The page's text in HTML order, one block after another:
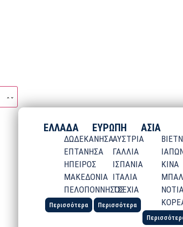
ΕΛΛΑΔΑ
ΔΩΔΕΚΑΝΗΣΑ
ΕΠΤΑΝΗΣΑ
ΗΠΕΙΡΟΣ
ΜΑΚΕΔΟΝΙΑ
ΠΕΛΟΠΟΝΝΗΣΟΣ
Περισσότερα
ΕΥΡΩΠΗ
ΑΥΣΤΡΙΑ
ΓΑΛΛΙΑ
ΙΣΠΑΝΙΑ
ΙΤΑΛΙΑ
ΤΣΕΧΙΑ
Περισσότερα
ΑΣΙΑ
ΚΙΝΑ